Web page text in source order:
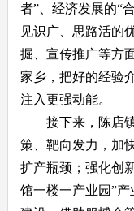
者”、经济发展的“
见识广、思路活的
掘、宣传推广等方
家乡，把好的经验
注入更强动能。
接下来，陈店镇
策、靶向发力，加
扩产瓶颈；强化创
馆一楼一产业园”